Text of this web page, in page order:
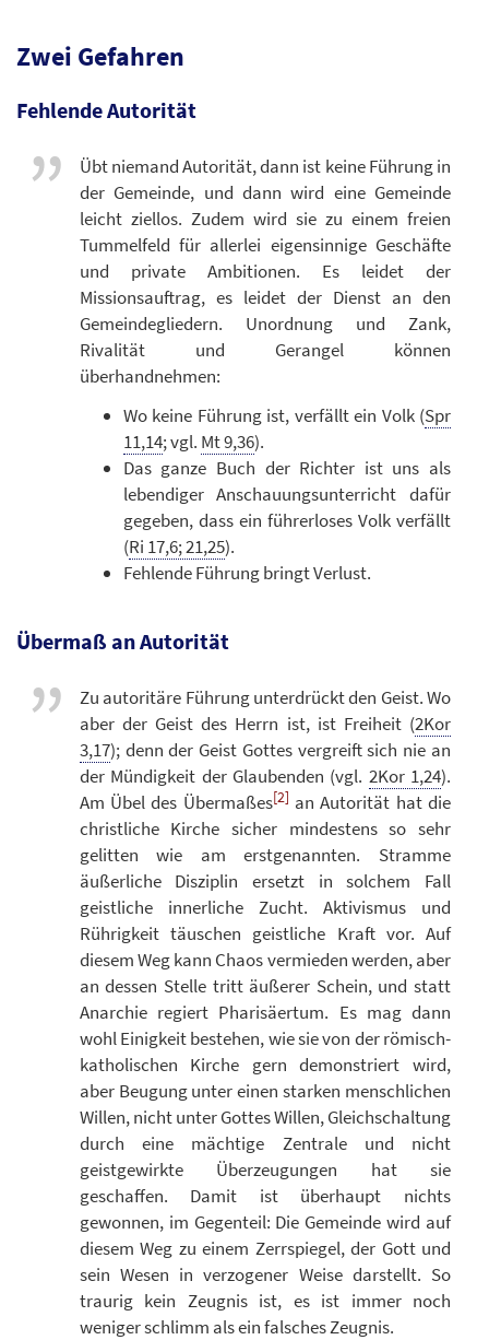
Zwei Gefahren
Fehlende Autorität
Übt niemand Autorität, dann ist keine Führung in
der Gemeinde, und dann wird eine Gemeinde
leicht ziellos. Zudem wird sie zu einem freien
Tummelfeld für allerlei eigensinnige Geschäfte
und private Ambitionen. Es leidet der
Missionsauftrag, es leidet der Dienst an den
Gemeindegliedern. Unordnung und Zank,
Rivalität und Gerangel können
überhandnehmen:
Wo keine Führung ist, verfällt ein Volk (Spr
11,14; vgl. Mt 9,36).
Das ganze Buch der Richter ist uns als
lebendiger Anschauungsunterricht dafür
gegeben, dass ein führerloses Volk verfällt
(Ri 17,6; 21,25).
Fehlende Führung bringt Verlust.
Übermaß an Autorität
Zu autoritäre Führung unterdrückt den Geist. Wo
aber der Geist des Herrn ist, ist Freiheit (2Kor
3,17); denn der Geist Gottes vergreift sich nie an
der Mündigkeit der Glaubenden (vgl. 2Kor 1,24).
Am Übel des Übermaßes[2] an Autorität hat die
christliche Kirche sicher mindestens so sehr
gelitten wie am erstgenannten. Stramme
äußerliche Disziplin ersetzt in solchem Fall
geistliche innerliche Zucht. Aktivismus und
Rührigkeit täuschen geistliche Kraft vor. Auf
diesem Weg kann Chaos vermieden werden, aber
an dessen Stelle tritt äußerer Schein, und statt
Anarchie regiert Pharisäertum. Es mag dann
wohl Einigkeit bestehen, wie sie von der römisch-
katholischen Kirche gern demonstriert wird,
aber Beugung unter einen starken menschlichen
Willen, nicht unter Gottes Willen, Gleichschaltung
durch eine mächtige Zentrale und nicht
geistgewirkte Überzeugungen hat sie
geschaffen. Damit ist überhaupt nichts
gewonnen, im Gegenteil: Die Gemeinde wird auf
diesem Weg zu einem Zerrspiegel, der Gott und
sein Wesen in verzogener Weise darstellt. So
traurig kein Zeugnis ist, es ist immer noch
weniger schlimm als ein falsches Zeugnis.